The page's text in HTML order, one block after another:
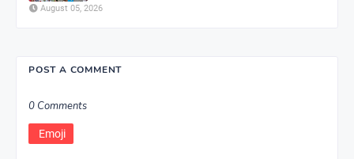
August 05, 2026
POST A COMMENT
0 Comments
Emoji